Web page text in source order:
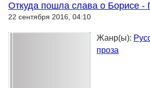
Откуда пошла слава о Борисе -
22 сентября 2016, 04:10
Жанр(ы):
проза